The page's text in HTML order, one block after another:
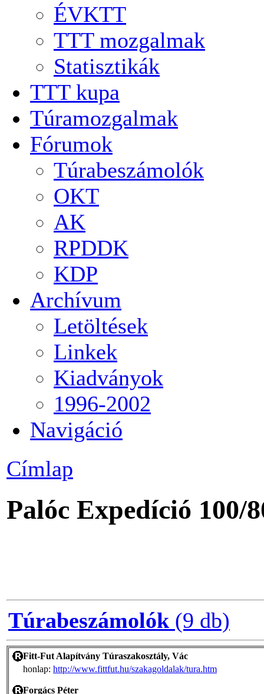
ÉVKTT
TTT mozgalmak
Statisztikák
TTT kupa
Túramozgalmak
Fórumok
Túrabeszámolók
OKT
AK
RPDDK
KDP
Archívum
Letöltések
Linkek
Kiadványok
1996-2002
Navigáció
Címlap
Palóc Expedíció 100/
Túrabeszámolók (9 db)
Fitt-Fut Alapítvány Túraszakosztály, Vác
honlap: http://www.fittfut.hu/szakagoldalak/tura.htm
Forgács Péter